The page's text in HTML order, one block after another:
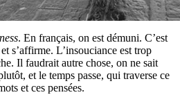
. En français, on est démuni. C’est
s’affirme. L’insouciance est trop
Il faudrait autre chose, on ne sait
et le temps passe, qui traverse ce
et ces pensées.